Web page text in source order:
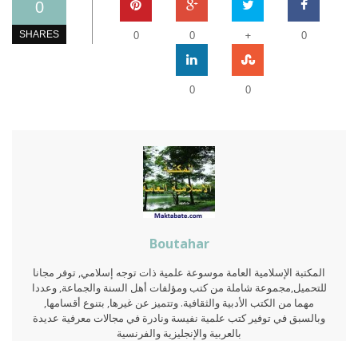
0
SHARES 0
+
0
0
0
0
Boutahar
المكتبة الإسلامية العامة موسوعة علمية ذات توجه إسلامي, توفر مجانا
للتحميل,مجموعة شاملة من كتب ومؤلفات أهل السنة والجماعة, وعددا
مهما من الكتب الأدبية والثقافية. وتتميز عن غيرها, بتنوع أقسامها,
وبالسبق في توفير كتب علمية نفيسة ونادرة في مجالات معرفية عديدة
بالعربية والإنجليزية والفرنسية